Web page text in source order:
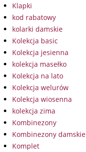
Klapki
kod rabatowy
kolarki damskie
Kolekcja basic
Kolekcja jesienna
kolekcja masełko
Kolekcja na lato
Kolekcja welurów
Kolekcja wiosenna
kolekcja zima
Kombinezony
Kombinezony damskie
Komplet